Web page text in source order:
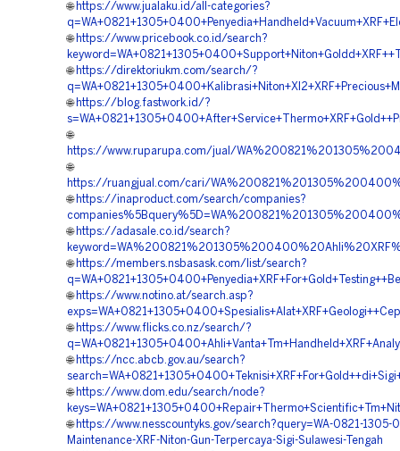
🌐 https://www.jualaku.id/all-categories?
🌐 https://www.pricebook.co.id/search?
🌐 https://direktoriukm.com/search/?
🌐 https://blog.fastwork.id/?
🌐
https://www.ruparupa.com/jual/
🌐
https://ruangjual.com/cari/
🌐 https://inaproduct.com/search/companies?
🌐 https://adasale.co.id/search?
🌐 https://members.nsbasask.com/list/search?
🌐 https://www.notino.at/search.asp?
🌐 https://www.flicks.co.nz/search/?
🌐 https://ncc.abcb.gov.au/search?
🌐 https://www.dom.edu/search/node?
🌐 https://www.nesscountyks.gov/search?query=WA-0821-1305-
Maintenance-XRF-Niton-Gun-Terpercaya-Sigi-Sulawesi-Tengah